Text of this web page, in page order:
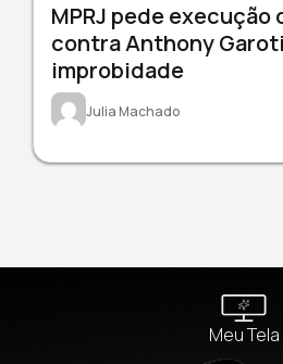
MPRJ pede
contra Anthony
improbidade
Julia Machado
Meu Tela